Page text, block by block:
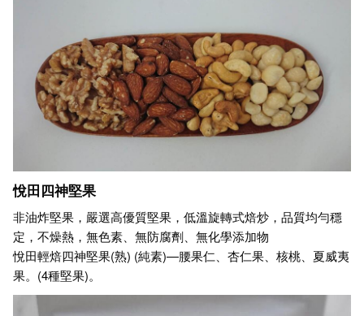
悅田四神堅果
非油炸堅果，嚴選高優質堅果，低溫旋轉式焙炒，品質均勻穩
定，不燥熱，無色素、無防腐劑、無化學添加物
悅田輕焙四神堅果(熟) (純素)—腰果仁、杏仁果、核桃、夏威夷
果。(4種堅果)。